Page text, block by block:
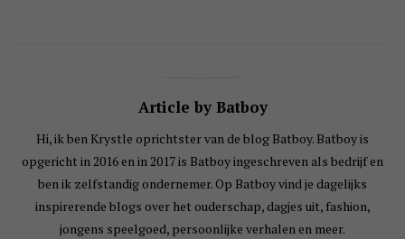
Article by Batboy
Hi, ik ben Krystle oprichtster van de blog Batboy. Batboy is
opgericht in 2016 en in 2017 is Batboy ingeschreven als bedrijf en
ben ik zelfstandig ondernemer. Op Batboy vind je dagelijks
inspirerende blogs over het ouderschap, dagjes uit, fashion,
jongens speelgoed, persoonlijke verhalen en meer.